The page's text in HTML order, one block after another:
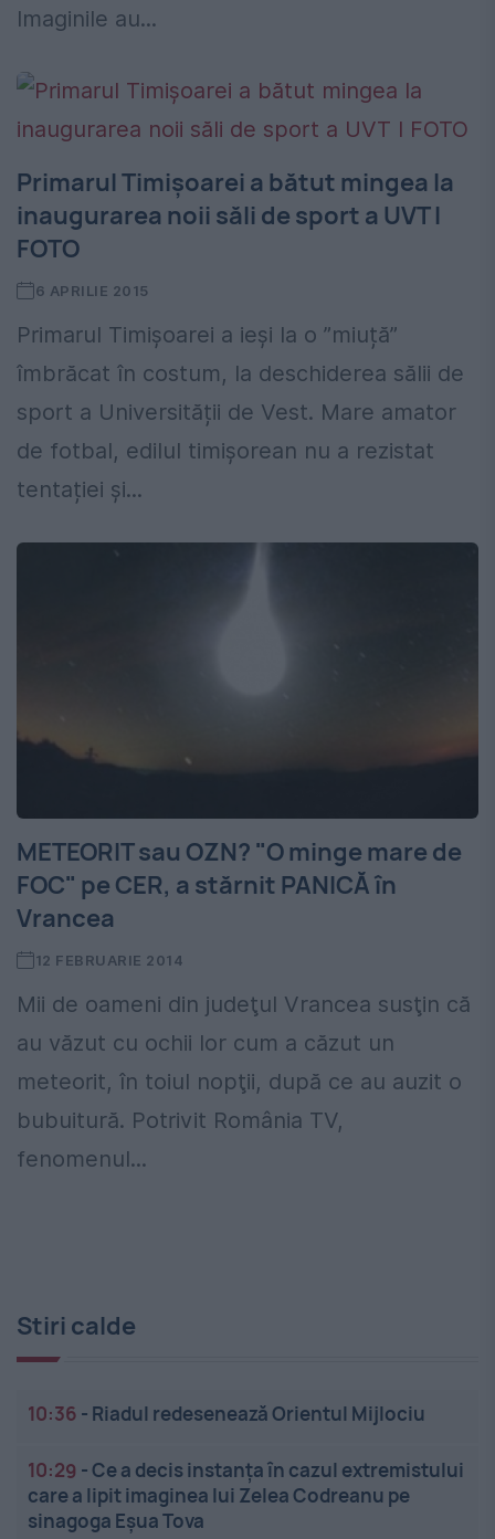
Imaginile au...
Primarul Timișoarei a bătut mingea la
inaugurarea noii săli de sport a UVT I
FOTO
6 APRILIE 2015
Primarul Timișoarei a ieși la o ”miuță”
îmbrăcat în costum, la deschiderea sălii de
sport a Universității de Vest. Mare amator
de fotbal, edilul timișorean nu a rezistat
tentației și...
METEORIT sau OZN? "O minge mare de
FOC" pe CER, a stărnit PANICĂ în
Vrancea
12 FEBRUARIE 2014
Mii de oameni din judeţul Vrancea susţin că
au văzut cu ochii lor cum a căzut un
meteorit, în toiul nopţii, după ce au auzit o
bubuitură. Potrivit România TV,
fenomenul...
Stiri calde
10:36 - Riadul redesenează Orientul Mijlociu
10:29 -Ce a decis instanța în cazul extremistului
care a lipit imaginea lui Zelea Codreanu pe
sinagoga Eșua Tova